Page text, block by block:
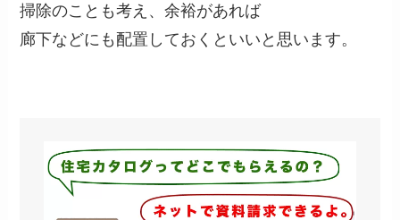
掃除のことも考え、余裕があれば
廊下などにも配置しておくといいと思います。